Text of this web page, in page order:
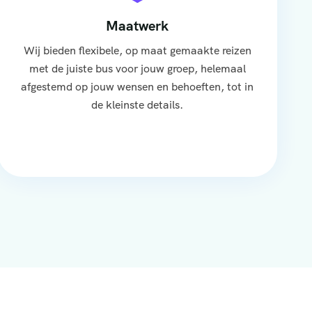
Maatwerk
Wij bieden flexibele, op maat gemaakte reizen
met de juiste bus voor jouw groep, helemaal
afgestemd op jouw wensen en behoeften, tot in
de kleinste details.